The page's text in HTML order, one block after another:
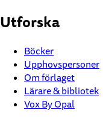
Utforska
Böcker
Upphovspersoner
Om förlaget
Lärare & bibliotek
Vox By Opal